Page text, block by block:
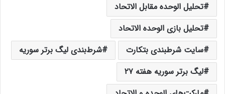
تحلیل الوحده مقابل الاتحاد
تحلیل بازی الوحده الاتحاد
سایت شرطبندی بتکارت
شرط‌بندی لیگ برتر سوریه
لیگ برتر سوریه هفته ۲۷